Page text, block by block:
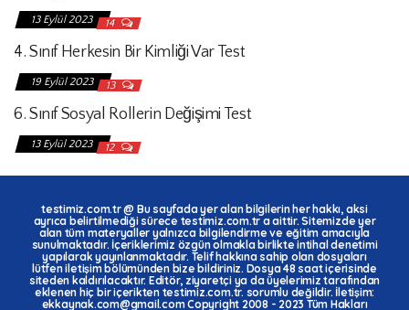
13 Eylül 2023 14
4. Sınıf Herkesin Bir Kimliği Var Test
19 Eylül 2023 13
6. Sınıf Sosyal Rollerin Değişimi Test
13 Eylül 2023 12
testimiz.com.tr@ Bu sayfada yer alan bilgilerin her hakkı, aksi
ayrıca belirtilmediği sürece testimiz.com.tr a aittir. Sitemizde yer
alan tüm materyaller yalnızca bilgilendirme ve eğitim amacıyla
sunulmaktadır. İçeriklerimiz özgün olmakla birlikte intihal denetimi
yapılarak yayınlanmaktadır. Telif hakkına sahip olan dosyaları
lütfen iletişim bölümünden bize bildiriniz. Dosya 48 saat içerisinde
siteden kaldırılacaktır. Editör, ziyaretçi ya da üyelerimiz tarafından
eklenen hiç bir içerikten testimiz.com.tr. sorumlu değildir. İletişim:
ekkaynak.com@gmail.com Copyright 2008 - 2023 Tüm Hakları